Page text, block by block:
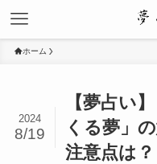
ホーム
【夢占い
くる夢」
注意点は？
2024
8/19